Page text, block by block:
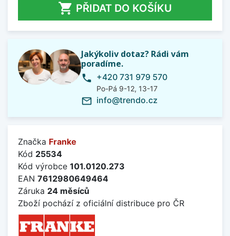
 PŘIDAT DO KOŠÍKU
Jakýkoliv dotaz? Rádi vám
poradíme.
phone +420 731 979 570
Po-Pá 9-12, 13-17
mail_outline info@trendo.cz
Značka Franke
Kód 25534
Kód výrobce 101.0120.273
EAN 7612980649464
Záruka 24 měsíců
Zboží pochází z oficiální distribuce pro ČR